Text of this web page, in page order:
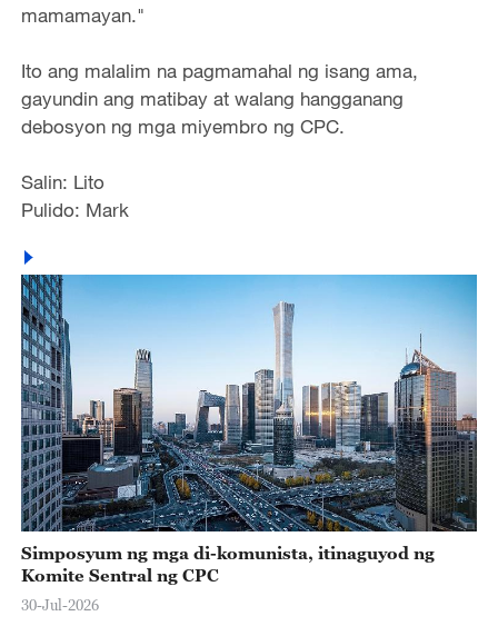
mamamayan."
Ito ang malalim na pagmamahal ng isang ama,
gayundin ang matibay at walang hangganang
debosyon ng mga miyembro ng CPC.
Salin: Lito
Pulido: Mark
Simposyum ng mga di-komunista, itinaguyod ng
Komite Sentral ng CPC
30-Jul-2026